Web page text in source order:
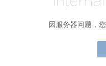
因服务器问题，